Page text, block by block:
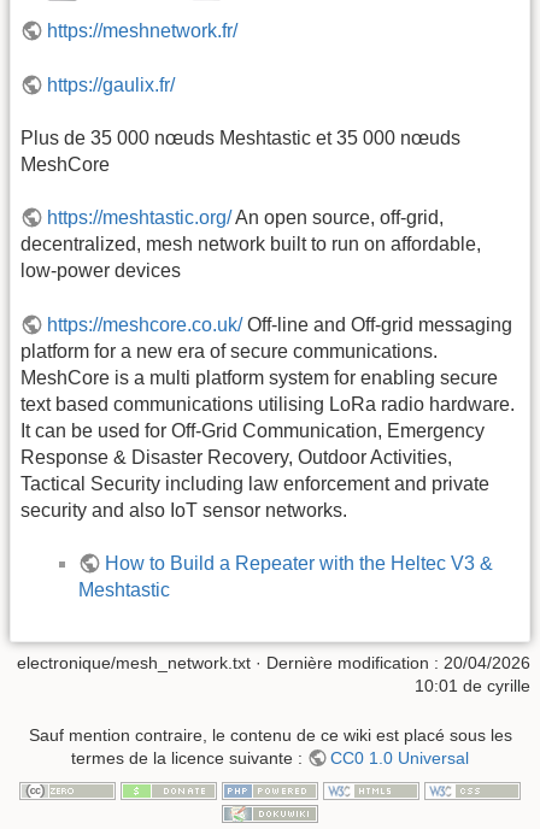
https://meshnetwork.fr/
https://gaulix.fr/
Plus de 35 000 nœuds Meshtastic et 35 000 nœuds
MeshCore
https://meshtastic.org/An open source, off-grid,
decentralized, mesh network built to run on affordable,
low-power devices
https://meshcore.co.uk/Off-line and Off-grid messaging
platform for a new era of secure communications.
MeshCore is a multi platform system for enabling secure
text based communications utilising LoRa radio hardware.
It can be used for Off-Grid Communication, Emergency
Response & Disaster Recovery, Outdoor Activities,
Tactical Security including law enforcement and private
security and also IoT sensor networks.
How to Build a Repeater with the Heltec V3 &
Meshtastic
electronique/mesh_network.txt · Dernière modification : 20/04/2026
10:01 de cyrille
Sauf mention contraire, le contenu de ce wiki est placé sous les
termes de la licence suivante :
CC0 1.0 Universal